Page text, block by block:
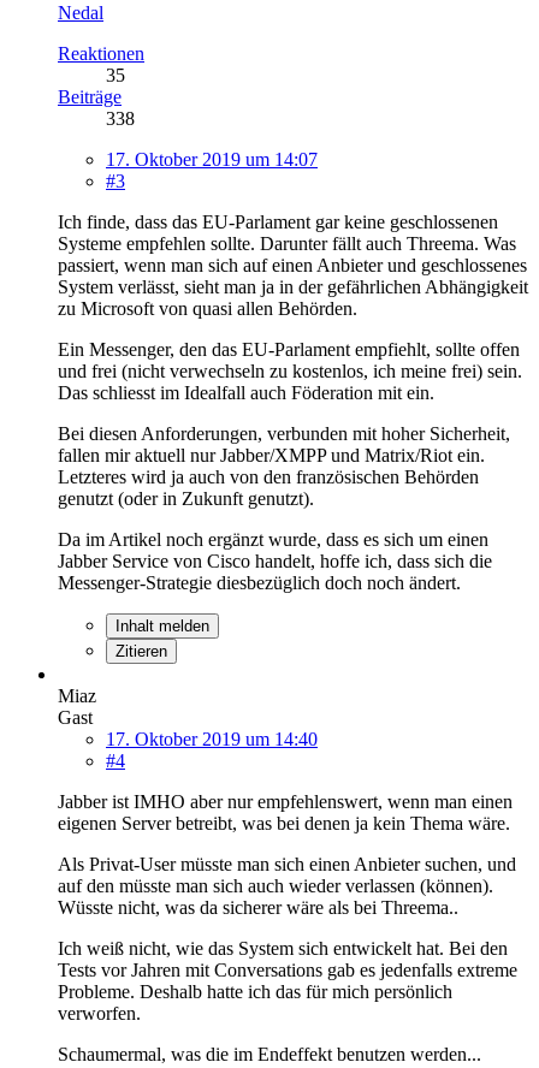
Nedal
Reaktionen
35
Beiträge
338
17. Oktober 2019 um 14:07
#3
Ich finde, dass das EU-Parlament gar keine geschlossenen
Systeme empfehlen sollte. Darunter fällt auch Threema. Was
passiert, wenn man sich auf einen Anbieter und geschlossenes
System verlässt, sieht man ja in der gefährlichen Abhängigkeit
zu Microsoft von quasi allen Behörden.
Ein Messenger, den das EU-Parlament empfiehlt, sollte offen
und frei (nicht verwechseln zu kostenlos, ich meine frei) sein.
Das schliesst im Idealfall auch Föderation mit ein.
Bei diesen Anforderungen, verbunden mit hoher Sicherheit,
fallen mir aktuell nur Jabber/XMPP und Matrix/Riot ein.
Letzteres wird ja auch von den französischen Behörden
genutzt (oder in Zukunft genutzt).
Da im Artikel noch ergänzt wurde, dass es sich um einen
Jabber Service von Cisco handelt, hoffe ich, dass sich die
Messenger-Strategie diesbezüglich doch noch ändert.
Inhalt melden
Zitieren
Miaz
Gast
17. Oktober 2019 um 14:40
#4
Jabber ist IMHO aber nur empfehlenswert, wenn man einen
eigenen Server betreibt, was bei denen ja kein Thema wäre.
Als Privat-User müsste man sich einen Anbieter suchen, und
auf den müsste man sich auch wieder verlassen (können).
Wüsste nicht, was da sicherer wäre als bei Threema..
Ich weiß nicht, wie das System sich entwickelt hat. Bei den
Tests vor Jahren mit Conversations gab es jedenfalls extreme
Probleme. Deshalb hatte ich das für mich persönlich
verworfen.
Schaumermal, was die im Endeffekt benutzen werden...